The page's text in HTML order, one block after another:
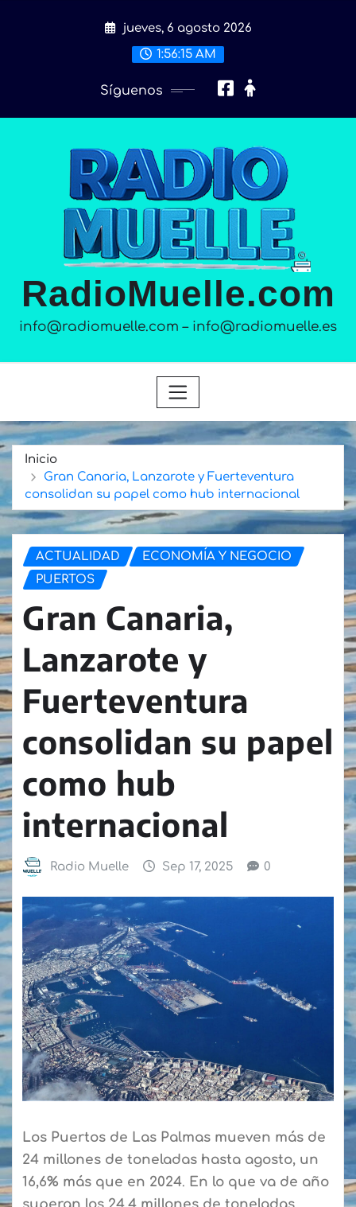
jueves, 6 agosto 2026
1:56:17 AM
Síguenos
RadioMuelle.com
info@radiomuelle.com – info@radiomuelle.es
Inicio
Gran Canaria, Lanzarote y Fuerteventura
consolidan su papel como hub internacional
ACTUALIDAD
ECONOMÍA Y NEGOCIO
PUERTOS
Gran Canaria,
Lanzarote y
Fuerteventura
consolidan su papel
como hub
internacional
Radio Muelle Sep 17, 2025 0
Los Puertos de Las Palmas mueven más de
24 millones de toneladas hasta agosto, un
16,6% más que en 2024. En lo que va de año
superan los 24,4 millones de toneladas